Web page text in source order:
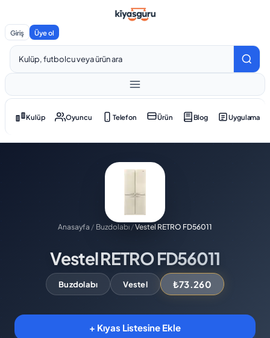
Giriş Üye ol
Kulüp Oyuncu Telefon Ürün Blog Uygulama
Anasayfa / Buzdolabı /Vestel RETRO FD56011
Vestel RETRO FD56011
Buzdolabı Vestel ₺73.260
+ Kıyas Listesine Ekle